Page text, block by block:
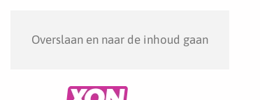
Overslaan en naar de inhoud gaan